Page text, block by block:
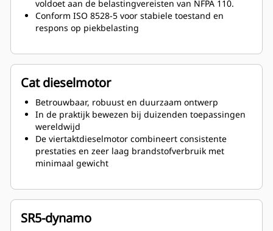
voldoet aan de belastingvereisten van NFPA 110.
Conform ISO 8528-5 voor stabiele toestand en
respons op piekbelasting
Cat dieselmotor
Betrouwbaar, robuust en duurzaam ontwerp
In de praktijk bewezen bij duizenden toepassingen
wereldwijd
De viertaktdieselmotor combineert consistente
prestaties en zeer laag brandstofverbruik met
minimaal gewicht
SR5-dynamo